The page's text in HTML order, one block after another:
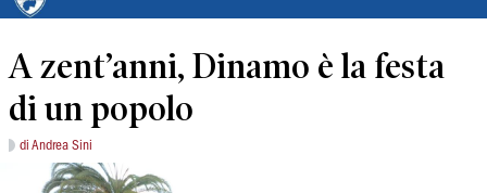
A zent’anni, Dinamo è la festa
di un popolo
di Andrea Sini